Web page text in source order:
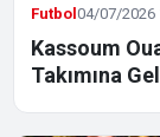
Futbol04/07/2026
Kassoum
Takımına